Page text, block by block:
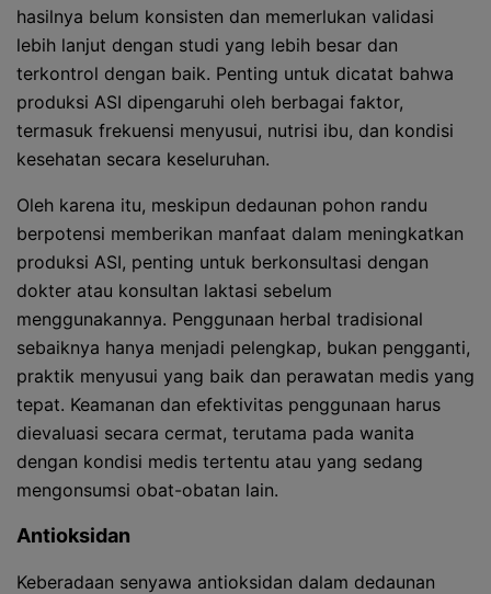
hasilnya belum konsisten dan memerlukan validasi
lebih lanjut dengan studi yang lebih besar dan
terkontrol dengan baik. Penting untuk dicatat bahwa
produksi ASI dipengaruhi oleh berbagai faktor,
termasuk frekuensi menyusui, nutrisi ibu, dan kondisi
kesehatan secara keseluruhan.
Oleh karena itu, meskipun dedaunan pohon randu
berpotensi memberikan manfaat dalam meningkatkan
produksi ASI, penting untuk berkonsultasi dengan
dokter atau konsultan laktasi sebelum
menggunakannya. Penggunaan herbal tradisional
sebaiknya hanya menjadi pelengkap, bukan pengganti,
praktik menyusui yang baik dan perawatan medis yang
tepat. Keamanan dan efektivitas penggunaan harus
dievaluasi secara cermat, terutama pada wanita
dengan kondisi medis tertentu atau yang sedang
mengonsumsi obat-obatan lain.
Antioksidan
Keberadaan senyawa antioksidan dalam dedaunan